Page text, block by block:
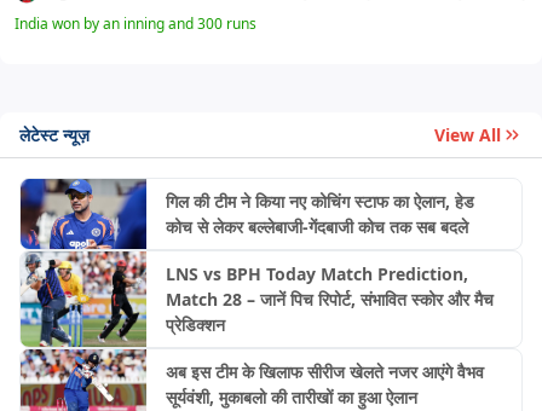
India won by an inning and 300 runs
लेटेस्ट न्यूज़ View All
गिल की टीम ने किया नए कोचिंग स्टाफ का ऐलान, हेड
कोच से लेकर बल्लेबाजी-गेंदबाजी कोच तक सब बदले
LNS vs BPH Today Match Prediction,
Match 28 – जानें पिच रिपोर्ट, संभावित स्कोर और मैच
प्रेडिक्शन
अब इस टीम के खिलाफ सीरीज खेलते नजर आएंगे वैभव
सूर्यवंशी, मुकाबलो की तारीखों का हुआ ऐलान